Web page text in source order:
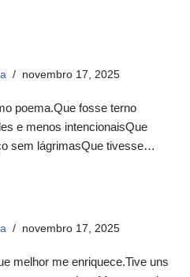
novembro 17, 2025
poema.Que fosse terno
e menos intencionaisQue
sem lágrimasQue tivesse…
novembro 17, 2025
melhor me enriquece.Tive uns